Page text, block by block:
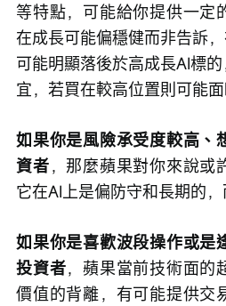
等特點，可能給你提供一定
在成長可能偏穩健而非告訴
可能明顯落後於高成長AI標
宜，若買在較高位置則可能
如果你是風險承受度較高、
資者，那麼蘋果對你來說或
它在AI上是偏防守和長期的
如果你是喜歡波段操作或是
投資者，蘋果當前技術面的
價值的背離，有可能提供交